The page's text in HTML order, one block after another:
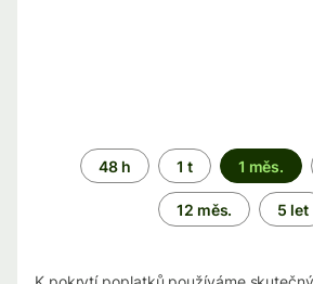
Časové
období
48 h 1 t 1 měs.
12 měs. 5 let